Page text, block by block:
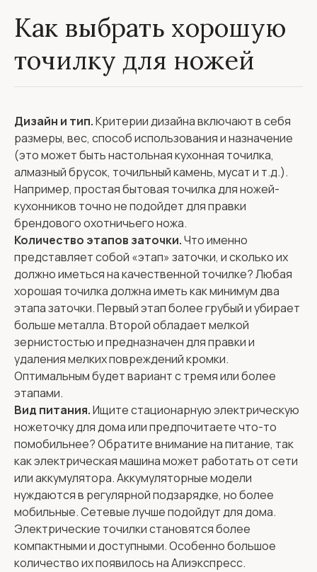
Как выбрать хорошую
точилку для ножей
Дизайн и тип.Критерии дизайна включают в себя
размеры, вес, способ использования и назначение
(это может быть настольная кухонная точилка,
алмазный брусок, точильный камень, мусат и т.д.).
Например, простая бытовая точилка для ножей-
кухонников точно не подойдет для правки
брендового охотничьего ножа.
Количество этапов заточки.Что именно
представляет собой «этап» заточки, и сколько их
должно иметься на качественной точилке? Любая
хорошая точилка должна иметь как минимум два
этапа заточки. Первый этап более грубый и убирает
больше металла. Второй обладает мелкой
зернистостью и предназначен для правки и
удаления мелких повреждений кромки.
Оптимальным будет вариант с тремя или более
этапами.
Вид питания.Ищите стационарную электрическую
ножеточку для дома или предпочитаете что-то
помобильнее? Обратите внимание на питание, так
как электрическая машина может работать от сети
или аккумулятора. Аккумуляторные модели
нуждаются в регулярной подзарядке, но более
мобильные. Сетевые лучше подойдут для дома.
Электрические точилки становятся более
компактными и доступными. Особенно большое
количество их появилось на Алиэкспресс.